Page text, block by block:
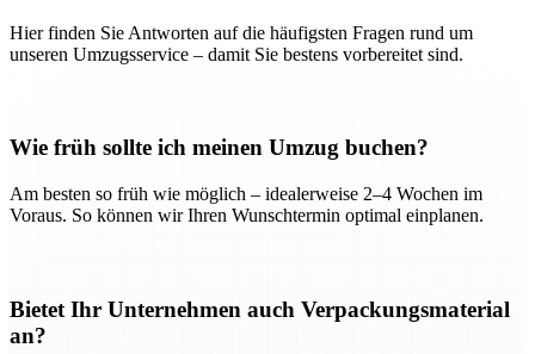
Hier finden Sie Antworten auf die häufigsten Fragen rund um
unseren Umzugsservice – damit Sie bestens vorbereitet sind.
Wie früh sollte ich meinen Umzug buchen?
Am besten so früh wie möglich – idealerweise 2–4 Wochen im
Voraus. So können wir Ihren Wunschtermin optimal einplanen.
Bietet Ihr Unternehmen auch Verpackungsmaterial
an?